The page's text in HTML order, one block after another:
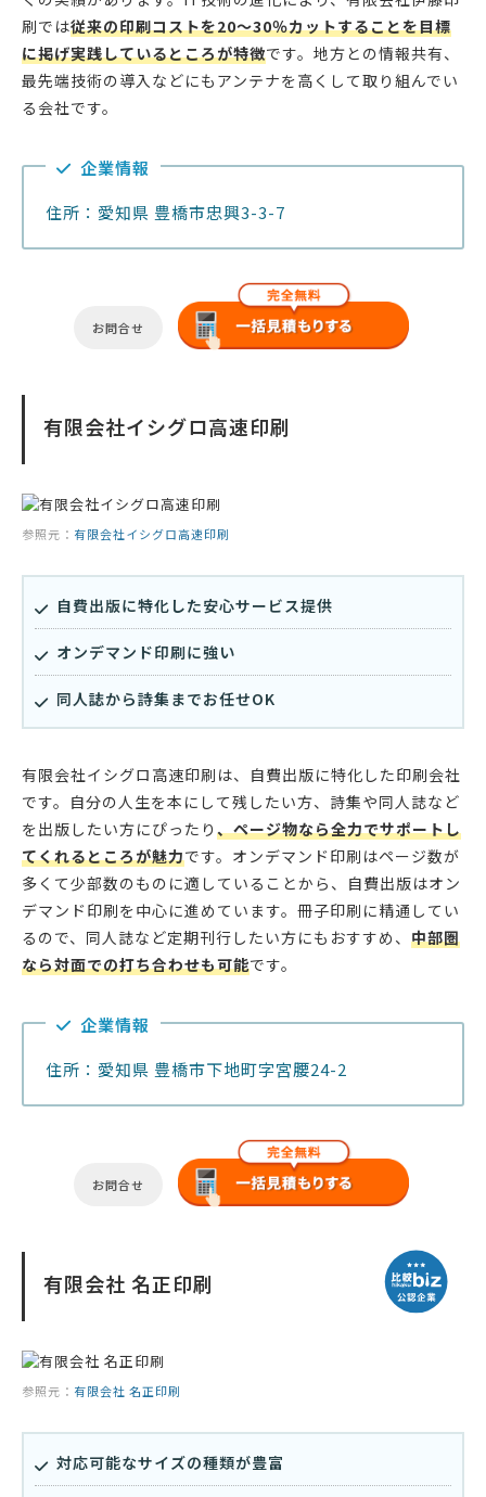
刷では従来の印刷コストを20〜30％カットすることを目標
に掲げ実践しているところが特徴です。地方との情報共有、
最先端技術の導入などにもアンテナを高くして取り組んでい
る会社です。
企業情報
住所：愛知県 豊橋市忠興3-3-7
お問合せ
有限会社イシグロ高速印刷
参照元： 有限会社イシグロ高速印刷
自費出版に特化した安心サービス提供
オンデマンド印刷に強い
同人誌から詩集までお任せOK
有限会社イシグロ高速印刷は、自費出版に特化した印刷会社
です。自分の人生を本にして残したい方、詩集や同人誌など
を出版したい方にぴったり 、ページ物なら全力でサポートし
てくれるところが魅力です。オンデマンド印刷はページ数が
多くて少部数のものに適していることから、自費出版はオン
デマンド印刷を中心に進めています。冊子印刷に精通してい
るので、同人誌など定期刊行したい方にもおすすめ、 中部圏
なら対面での打ち合わせも可能です。
企業情報
住所：愛知県 豊橋市下地町字宮腰24-2
お問合せ
有限会社 名正印刷
参照元： 有限会社 名正印刷
対応可能なサイズの種類が豊富